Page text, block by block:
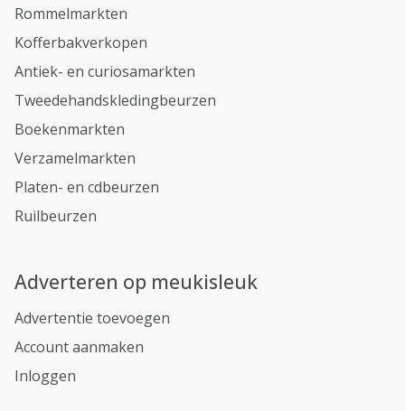
Rommelmarkten
Kofferbakverkopen
Antiek- en curiosamarkten
Tweedehandskledingbeurzen
Boekenmarkten
Verzamelmarkten
Platen- en cdbeurzen
Ruilbeurzen
Adverteren op meukisleuk
Advertentie toevoegen
Account aanmaken
Inloggen